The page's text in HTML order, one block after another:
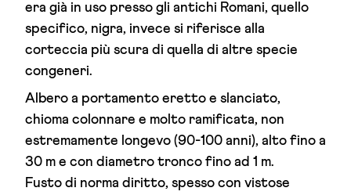
era già in uso presso gli antichi Romani, quello
specifico, nigra, invece si riferisce alla
corteccia più scura di quella di altre specie
congeneri.
Albero a portamento eretto e slanciato,
chioma colonnare e molto ramificata, non
estremamente longevo (90-100 anni), alto fino a
30 m e con diametro tronco fino ad 1 m.
Fusto di norma diritto, spesso con vistose